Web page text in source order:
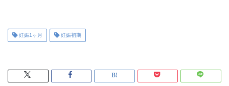
妊娠1ヶ月 妊娠初期